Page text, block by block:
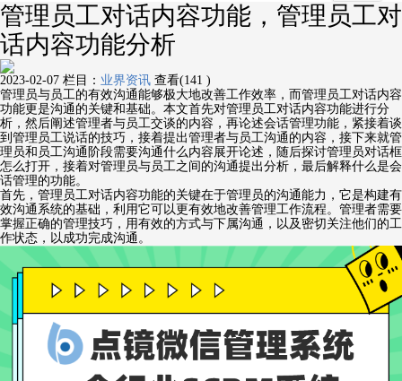
管理员工对话内容功能，管理员工对
话内容功能分析
2023-02-07 栏目： 业界资讯 查看(141 )
管理员与员工的有效沟通能够极大地改善工作效率，而管理员工对话内容
功能更是沟通的关键和基础。本文首先对管理员工对话内容功能进行分
析，然后阐述管理者与员工交谈的内容，再论述会话管理功能，紧接着谈
到管理员工说话的技巧，接着提出管理者与员工沟通的内容，接下来就管
理员和员工沟通阶段需要沟通什么内容展开论述，随后探讨管理员对话框
怎么打开，接着对管理员与员工之间的沟通提出分析，最后解释什么是会
话管理的功能。
首先，管理员工对话内容功能的关键在于管理员的沟通能力，它是构建有
效沟通系统的基础，利用它可以更有效地改善管理工作流程。管理者需要
掌握正确的管理技巧，用有效的方式与下属沟通，以及密切关注他们的工
作状态，以成功完成沟通。